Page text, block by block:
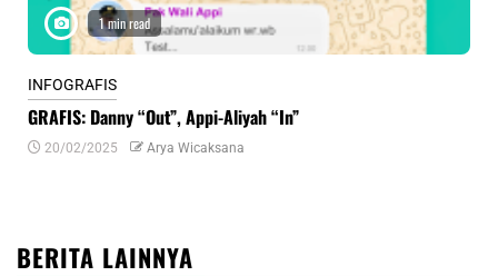
1 min read
INFOGRAFIS
GRAFIS: Danny “Out”, Appi-Aliyah “In”
20/02/2025 Arya Wicaksana
BERITA LAINNYA